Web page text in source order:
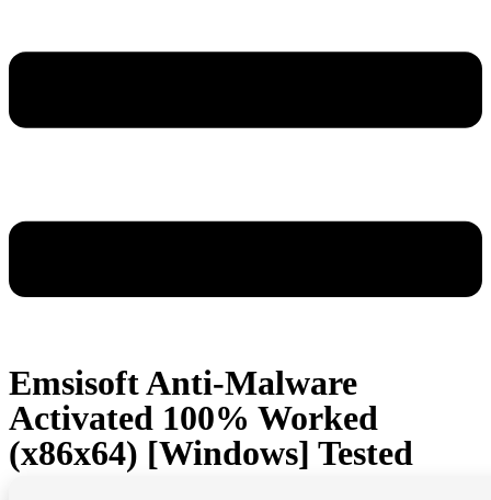
Emsisoft Anti-Malware
Activated 100% Worked
(x86x64) [Windows] Tested